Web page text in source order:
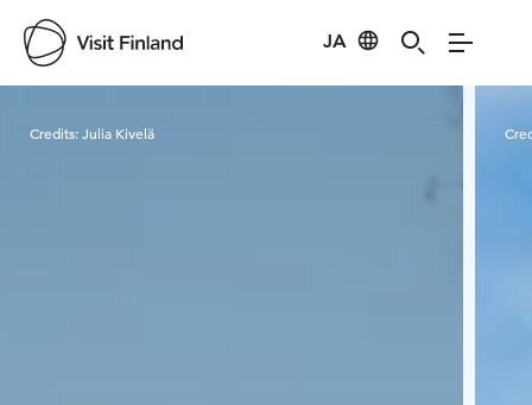
JA
Credits:Julia Kivelä